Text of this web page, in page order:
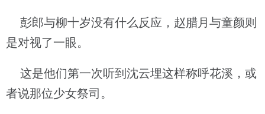
彭郎与柳十岁没有什么反应，赵腊月与童颜则
是对视了一眼。
这是他们第一次听到沈云埋这样称呼花溪，或
者说那位少女祭司。